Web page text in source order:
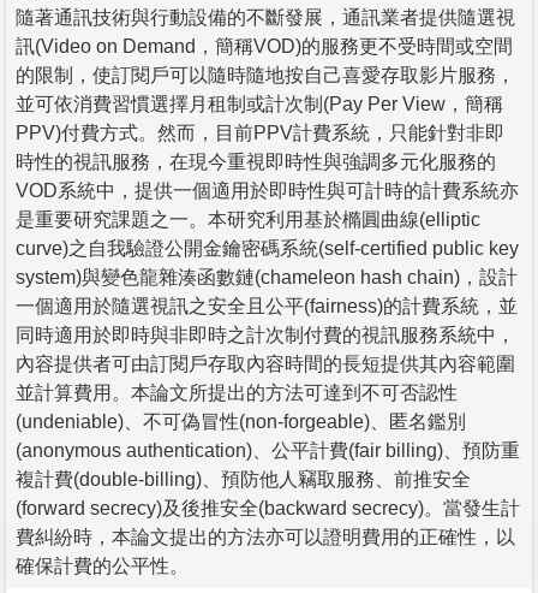
隨著通訊技術與行動設備的不斷發展，通訊業者提供隨選視
訊(Video on Demand，簡稱VOD)的服務更不受時間或空間
的限制，使訂閱戶可以隨時隨地按自己喜愛存取影片服務，
並可依消費習慣選擇月租制或計次制(Pay Per View，簡稱
PPV)付費方式。然而，目前PPV計費系統，只能針對非即
時性的視訊服務，在現今重視即時性與強調多元化服務的
VOD系統中，提供一個適用於即時性與可計時的計費系統亦
是重要研究課題之一。本研究利用基於橢圓曲線(elliptic
curve)之自我驗證公開金鑰密碼系統(self-certified public key
system)與變色龍雜湊函數鏈(chameleon hash chain)，設計
一個適用於隨選視訊之安全且公平(fairness)的計費系統，並
同時適用於即時與非即時之計次制付費的視訊服務系統中，
內容提供者可由訂閱戶存取內容時間的長短提供其內容範圍
並計算費用。本論文所提出的方法可達到不可否認性
(undeniable)、不可偽冒性(non-forgeable)、匿名鑑別
(anonymous authentication)、公平計費(fair billing)、預防重
複計費(double-billing)、預防他人竊取服務、前推安全
(forward secrecy)及後推安全(backward secrecy)。當發生計
費糾紛時，本論文提出的方法亦可以證明費用的正確性，以
確保計費的公平性。